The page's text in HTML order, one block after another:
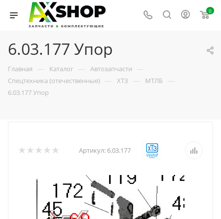
0
6.03.177 Упор
Главная — Каталог — Автозапчасти —
Спецтехника (отечественные) — ХТЗ — МТЛБ —
6.03.177 Упор
Артикул: 6.03.177